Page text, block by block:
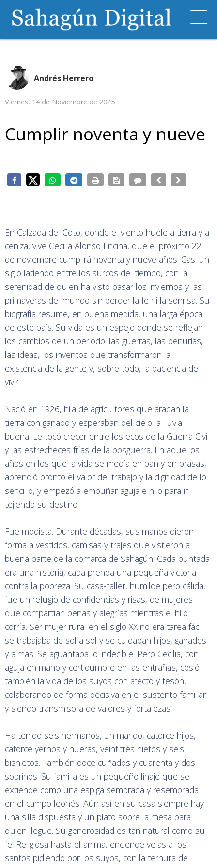
Andrés Herrero
Viernes, 14 de Noviembre de 2025
Cumplir noventa y nueve
En Calzada del Coto, donde el viento huele a tierra y a
ceniza, vive Cecilia Alonso Encina, que el próximo 22
de noviembre cumplirá noventa y nueve años. Casi un
siglo latiendo entre los surcos del tiempo, con la
serenidad de quien ha visto pasar los inviernos y las
primaveras del mundo sin perder la fe ni la sonrisa. Su
biografía resume, en buena medida, una larga época
de este país. Su vida es un espejo donde se reflejan
los cambios de un periodo: las guerras, las penurias,
las ideas, los inventos que transformaron la
existencia de la gente y, sobre todo, la paciencia del
vivir.
Nació en 1926, hija de agricultores que araban la
tierra con ganado y esperaban del cielo la lluvia
buena. Le tocó crecer entre los ecos de la Guerra Civil
y las estrecheces frías de la posguerra. En aquellos
años en los que la vida se medía en pan y en brasas,
aprendió pronto el valor del trabajo y la dignidad de lo
sencillo, y empezó a empuñar aguja e hilo para ir
tejiendo su destino.
Fue modista. Durante décadas, sus manos dieron
forma a vestidos, camisas y trajes que vistieron a
buena parte de la comarca de Sahagún. Cada puntada
era una historia, cada prenda una pequeña victoria
contra la pobreza. Su casa-taller, humilde pero cálida,
fue un refugio de confidencias y risas, de mujeres
que compartían penas y alegrías mientras el hilo
corría. Ser mujer rural en el siglo XX no era tarea fácil:
se trabajaba de sol a sol y se cuidaban hijos, ganados
y almas. Se aguantaba lo indecible. Pero Cecilia, con
aguja en mano y certidumbre en las entrañas, cosió
también la vida de los suyos con afecto y tesón,
colaborando de forma decisiva en el sustento familiar
y siendo transmisora de valores y fortalezas.
Ha tenido seis hermanos, un marido, catorce hijos,
catorce yernos y nueras, veintitrés nietos y seis
bisnietos. También doce cuñados y cuarenta y dos
sobrinos. Su familia es un pequeño linaje que se
extiende como una espiga sembrada y resembrada
en el campo leonés. Aún así en su casa siempre hay
una silla dispuesta y un plato sobre la mesa para
quien llegue. Su generosidad es tan natural como su
fe. Religiosa hasta el ánima, enciende velas a los
santos pidiendo por los suyos, con la ternura de